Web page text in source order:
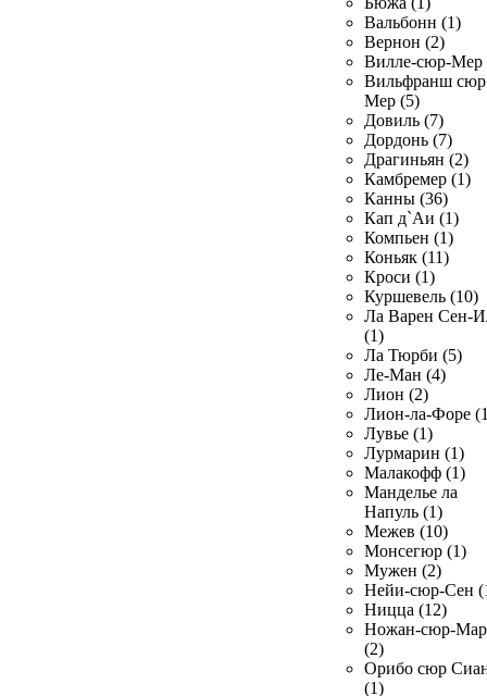
Вальбонн (1)
Вернон (2)
Вилле-сюр-Мер
Вильфранш сюр
Мер (5)
Довиль (7)
Дордонь (7)
Драгиньян (2)
Камбремер (1)
Канны (36)
Кап д`Аи (1)
Компьен (1)
Коньяк (11)
Кроси (1)
Куршевель (10)
Ла Варен Сен-
(1)
Ла Тюрби (5)
Ле-Ман (4)
Лион (2)
Лион-ла-Форе
Лувье (1)
Лурмарин (1)
Малакофф (1)
Манделье ла
Напуль (1)
Межев (10)
Монсегюр (1)
Мужен (2)
Нейи-сюр-Сен
Ницца (12)
Ножан-сюр-
(2)
Орибо сюр
(1)